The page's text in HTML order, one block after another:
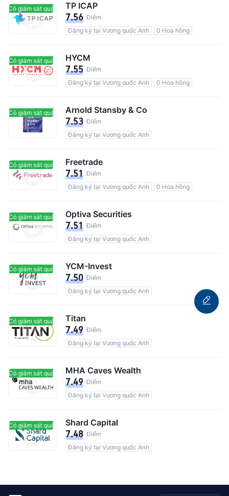
Có giám sát quản lý Có giám sát quản lý
TP ICAP
7.56 Điểm
Đăng ký tại Vương quốc Anh
0 Hoa hồng
Có giám sát quản lý Có giám sát quản lý
HYCM
7.55 Điểm
Đăng ký tại Vương quốc Anh
0 Hoa hồng
Có giám sát quản lý Có giám sát quản lý
Arnold Stansby & Co
7.53 Điểm
Đăng ký tại Vương quốc Anh
Có giám sát quản lý Có giám sát quản lý
Freetrade
7.51 Điểm
Đăng ký tại Vương quốc Anh
0 Hoa hồng
Có giám sát quản lý Có giám sát quản lý
Optiva Securities
7.51 Điểm
Đăng ký tại Vương quốc Anh
Có giám sát quản lý Có giám sát quản lý
YCM-Invest
7.50 Điểm
Đăng ký tại Vương quốc Anh
Có giám sát quản lý Có giám sát quản lý
Titan
7.49 Điểm
Đăng ký tại Vương quốc Anh
Có giám sát quản lý Có giám sát quản lý
MHA Caves Wealth
7.49 Điểm
Đăng ký tại Vương quốc Anh
Có giám sát quản lý Có giám sát quản lý
Shard Capital
7.48 Điểm
Đăng ký tại Vương quốc Anh